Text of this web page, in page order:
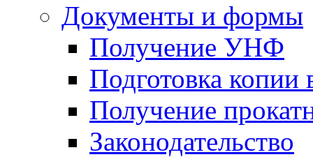
Документы и формы
Получение УНФ
Подготовка копии
Получение
Законодательство